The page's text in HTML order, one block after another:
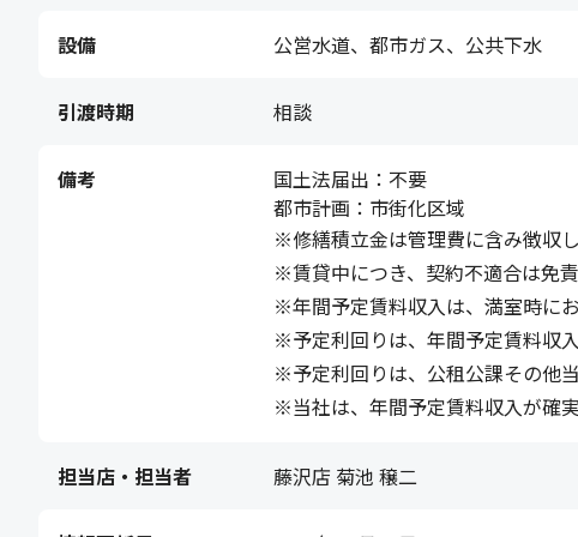
設備 公営水道、都市ガス、公共下水
引渡時期 相談
備考
国土法届出：不要
都市計画：市街化区域
※修繕積立金は管理費に含み徴収し
※賃貸中につき、契約不適合は免責
※年間予定賃料収入は、満室時に
※予定利回りは、年間予定賃料収
※予定利回りは、公租公課その他
※当社は、年間予定賃料収入が確
担当店・担当者 藤沢店 菊池 穣二